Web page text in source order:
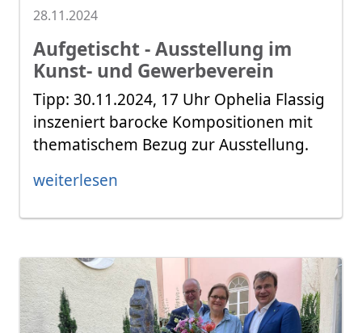
28.11.2024
Aufgetischt - Ausstellung im
Kunst- und Gewerbeverein
Tipp: 30.11.2024, 17 Uhr Ophelia Flassig
inszeniert barocke Kompositionen mit
thematischem Bezug zur Ausstellung.
weiterlesen